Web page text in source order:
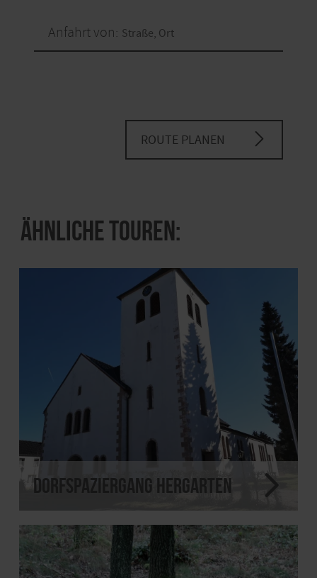
Anfahrt von:
ROUTE PLANEN
Ähnliche Touren:
Dorfspaziergang Hergarten